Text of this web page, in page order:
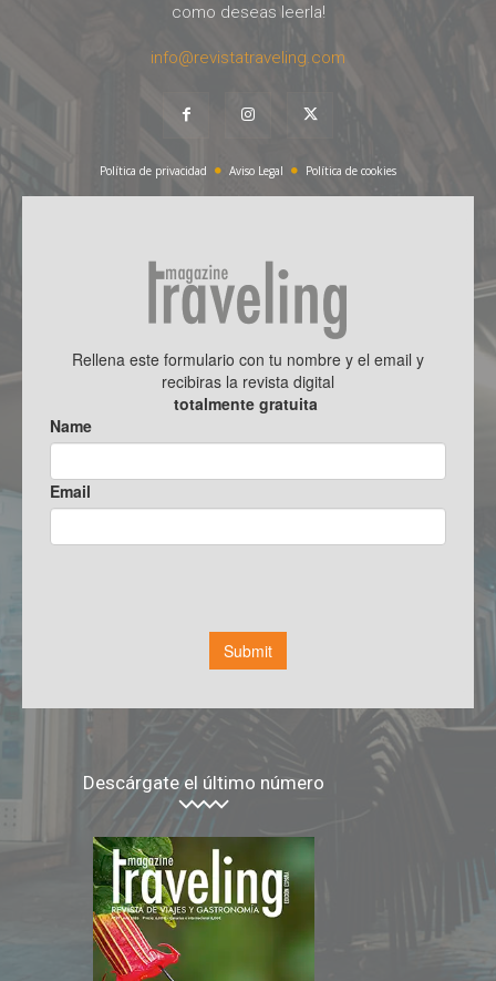
como deseas leerla!
info@revistatraveling.com
Política de privacidad Aviso Legal Política de cookies
Descárgate el último número